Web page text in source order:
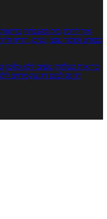
איך להכין בית ומשפחה בריאות
ספורט וכושר גופני נשים, הריון
בריאות בצלחת טעים ללא גלוטן
תזונה לבטן רגועה מרזים